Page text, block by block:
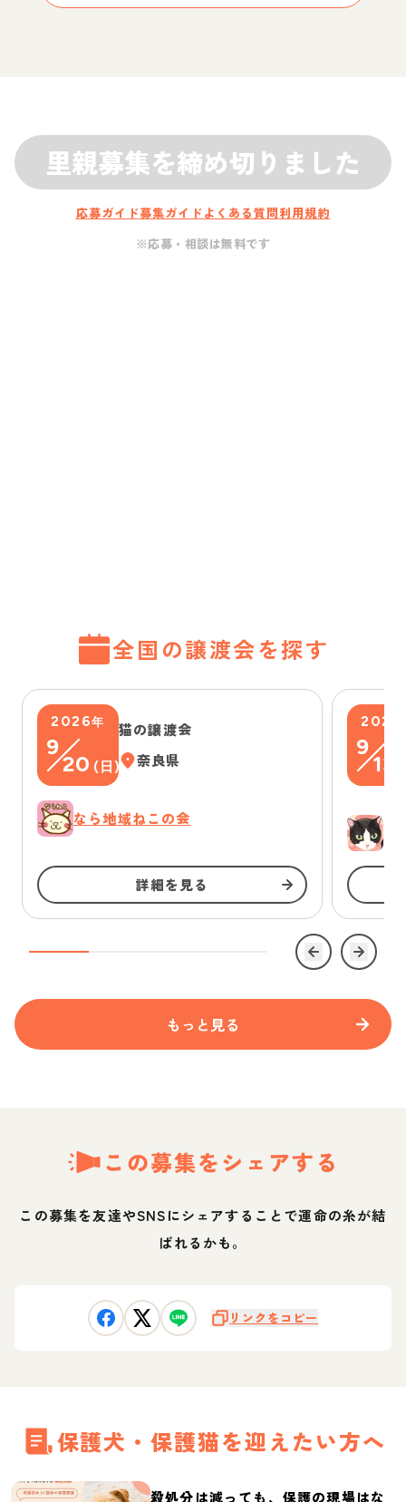
里親募集を締め切りました
応募ガイド募集ガイド よくある質問利用規約
※応募・相談は無料です
全国の譲渡会を探す
2026年
9
20 ( 日)
猫の譲渡会
奈良県
なら地域ねこの会
詳細を見る
2026
9
13
ゆ
もっと見る
この募集をシェアする
この募集を友達やSNSにシェアすることで運命の糸が結
ばれるかも。
リンクをコピー
保護犬・保護猫を迎えたい方へ
殺処分は減っても、保護の現場はな